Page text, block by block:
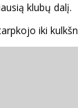
klubų dalį.
iki